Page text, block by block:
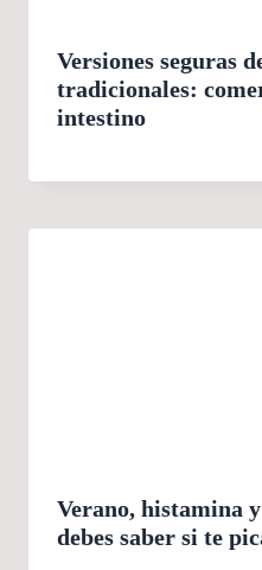
Versiones seguras
tradicionales:
intestino
Verano, histamina
debes saber si te